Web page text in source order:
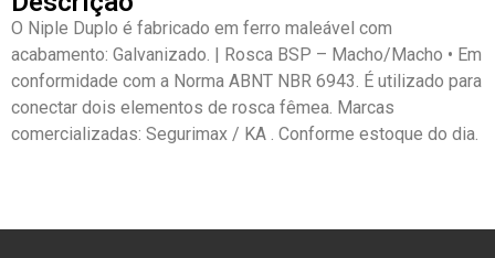
O Niple Duplo é fabricado em ferro maleável com
acabamento: Galvanizado. | Rosca BSP – Macho/Macho • Em
conformidade com a Norma ABNT NBR 6943. É utilizado para
conectar dois elementos de rosca fêmea. Marcas
comercializadas: Segurimax / KA . Conforme estoque do dia.